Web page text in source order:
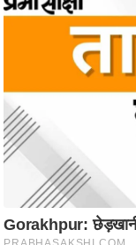
ध
ति
ष
प्र
हि
मा